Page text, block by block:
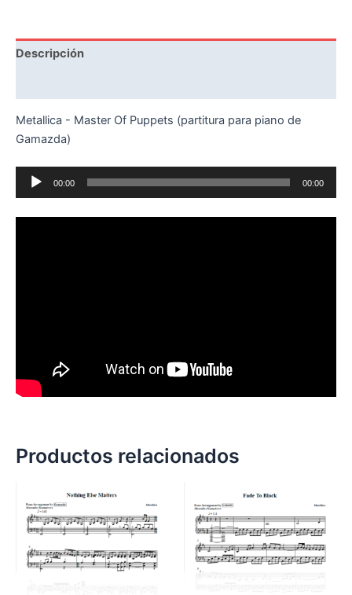
Descripción
Metallica - Master Of Puppets (partitura para piano de
Gamazda)
Audio
00:00 00:00
Productos relacionados